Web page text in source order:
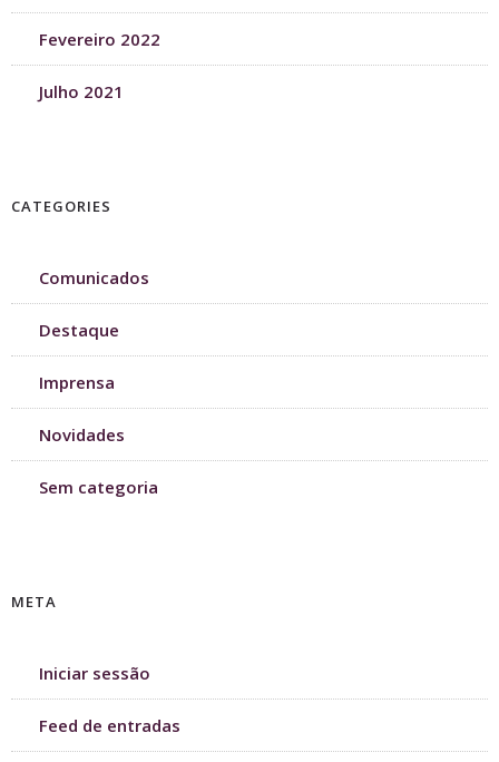
Fevereiro 2022
Julho 2021
CATEGORIES
Comunicados
Destaque
Imprensa
Novidades
Sem categoria
META
Iniciar sessão
Feed de entradas